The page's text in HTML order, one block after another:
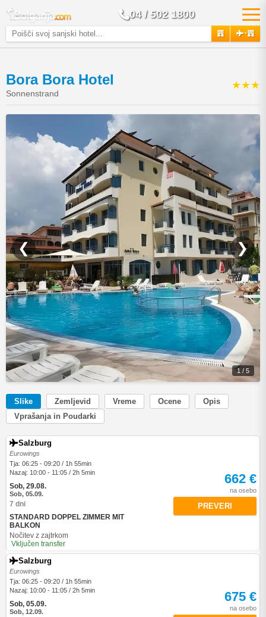
04 / 502 1800
+
Bora Bora Hotel
Sonnenstrand
★★★
❮ ❯
1 / 5
Slike Zemljevid Vreme Ocene
Opis
Vprašanja in Poudarki
Salzburg
Eurowings
Tja: 06:25 - 09:20 / 1h 55min
Nazaj: 10:00 - 11:05 / 2h 5min
Sob, 29.08.
Sob, 05.09.
7 dni
STANDARD DOPPEL ZIMMER MIT
BALKON
Nočitev z zajtrkom
Vključen transfer
662 €
na osebo
PREVERI
Salzburg
Eurowings
Tja: 06:25 - 09:20 / 1h 55min
Nazaj: 10:00 - 11:05 / 2h 5min
Sob, 05.09.
Sob, 12.09.
675 €
na osebo